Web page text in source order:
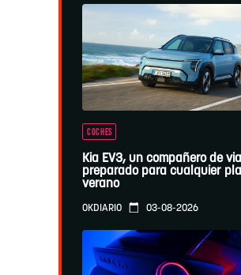
COCHES
Kia EV3, un compañero de
preparado para cualquier
verano
OKDIARIO 03-08-2026